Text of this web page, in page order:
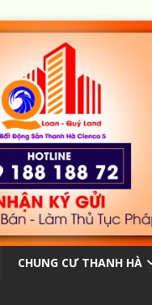
CHUNG CƯ THANH HÀ